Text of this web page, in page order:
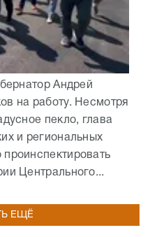
Андрей
на работу. Несмотря
пекло, глава
и региональных
Центрального...
ЕЩЁ